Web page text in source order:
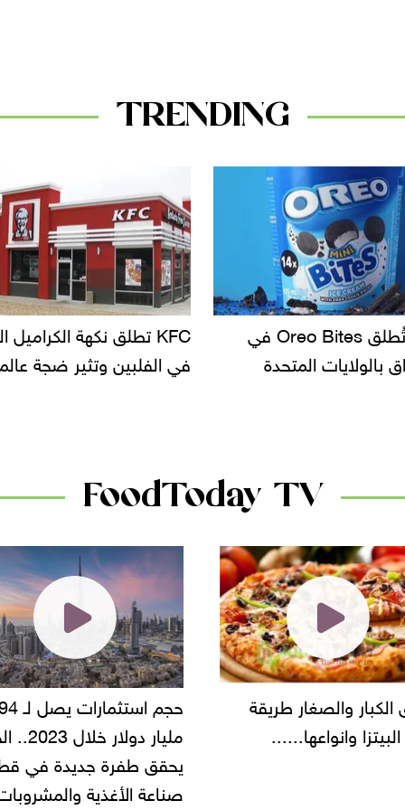
TRENDING
KFC تطلق نكهة الكراميل المملح
وتثير ضجة عالمية
دعوات للتحقيق في أسباب
سحب بعض ألبان الأطفال
FoodToday TV
حجم استثمارات يصل لـ 94
"أمن القاهرة" يضبط
شركة مطاعم استولى على
أموال المواطنين بزعم